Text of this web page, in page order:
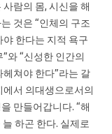
사람의 몸, 시신을 해
것은 “인체의 구조
야 한다는 지적 욕구
”와 “신성한 인간의
헤쳐야 한다”라는 갈
에서 의대생으로서의
만들어갑니다. “해
하곤 한다. 실제로